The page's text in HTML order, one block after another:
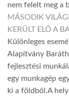
nem felelt meg a
MÁSODIK
KERÜLT ELŐ A
Különleges
Alapítvány
fejlesztési
egy munkagép
ki a földből.A